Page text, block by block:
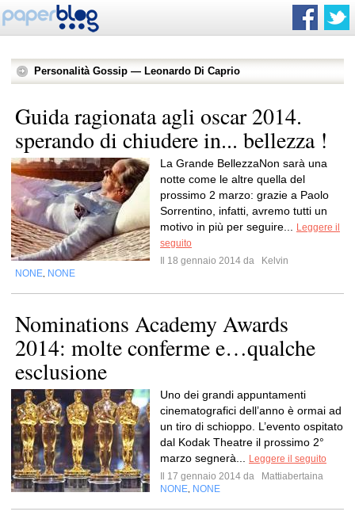
Personalità Gossip — Leonardo Di Caprio
Guida ragionata agli oscar 2014.
sperando di chiudere in... bellezza !
La Grande BellezzaNon sarà una
notte come le altre quella del
prossimo 2 marzo: grazie a Paolo
Sorrentino, infatti, avremo tutti un
motivo in più per seguire...
Leggere il
seguito
Il 18 gennaio 2014 da
Kelvin
NONE NONE
Nominations Academy Awards
2014: molte conferme e…qualche
esclusione
Uno dei grandi appuntamenti
cinematografici dell’anno è ormai ad
un tiro di schioppo. L’evento ospitato
dal Kodak Theatre il prossimo 2°
marzo segnerà...
Leggere il seguito
Il 17 gennaio 2014 da
Mattiabertaina
NONE NONE